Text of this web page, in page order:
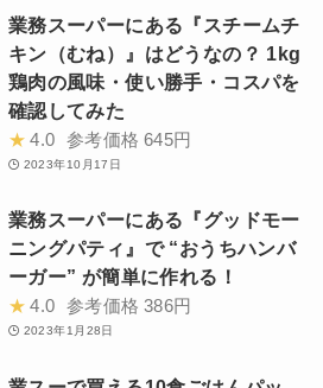
業務スーパーにある『スチームチ
キン（むね）』はどうなの？ 1kg
鶏肉の風味・使い勝手・コスパを
確認してみた
★ 4.0 参考価格 645円
2023年10月17日
業務スーパーにある『グッドモー
ニングパティ』で “おうちハンバ
ーガー” が簡単に作れる！
★ 4.0 参考価格 386円
2023年1月28日